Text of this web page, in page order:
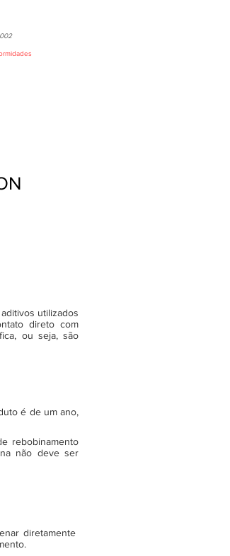
utilizados
direto com
ou seja, são
é de um ano,
rebobinamento
não deve ser
diretamente